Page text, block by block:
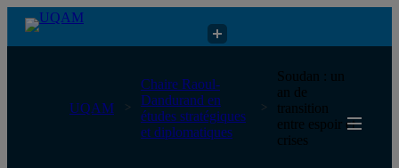
Chaire Raoul-Dandurand en études stratégiques et diplomatiques
UQAM
Chaire Raoul-
Dandurand en
études stratégiques
et diplomatiques
Soudan : un
an de
transition
entre espoir et
crises